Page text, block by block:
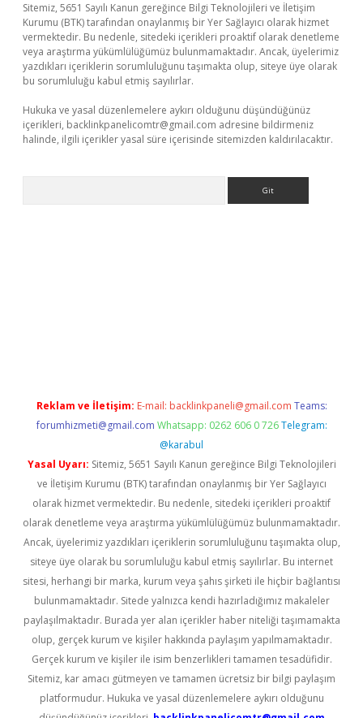
Sitemiz, 5651 Sayılı Kanun gereğince Bilgi Teknolojileri ve İletişim
Kurumu (BTK) tarafından onaylanmış bir Yer Sağlayıcı olarak hizmet
vermektedir. Bu nedenle, sitedeki içerikleri proaktif olarak denetleme
veya araştırma yükümlülüğümüz bulunmamaktadır. Ancak, üyelerimiz
yazdıkları içeriklerin sorumluluğunu taşımakta olup, siteye üye olarak
bu sorumluluğu kabul etmiş sayılırlar.
Hukuka ve yasal düzenlemelere aykırı olduğunu düşündüğünüz
içerikleri, backlinkpanelicomtr@gmail.com adresine bildirmeniz
halinde, ilgili içerikler yasal süre içerisinde sitemizden kaldırılacaktır.
Reklam ve İletişim: E-mail: backlinkpaneli@gmail.com Teams:
forumhizmeti@gmail.com Whatsapp: 0262 606 0 726 Telegram:
@karabul
Yasal Uyarı: Sitemiz, 5651 Sayılı Kanun gereğince Bilgi Teknolojileri
ve İletişim Kurumu (BTK) tarafından onaylanmış bir Yer Sağlayıcı
olarak hizmet vermektedir. Bu nedenle, sitedeki içerikleri proaktif
olarak denetleme veya araştırma yükümlülüğümüz bulunmamaktadır.
Ancak, üyelerimiz yazdıkları içeriklerin sorumluluğunu taşımakta olup,
siteye üye olarak bu sorumluluğu kabul etmiş sayılırlar. Bu internet
sitesi, herhangi bir marka, kurum veya şahıs şirketi ile hiçbir bağlantısı
bulunmamaktadır. Sitede yalnızca kendi hazırladığımız makaleler
paylaşılmaktadır. Burada yer alan içerikler haber niteliği taşımamakta
olup, gerçek kurum ve kişiler hakkında paylaşım yapılmamaktadır.
Gerçek kurum ve kişiler ile isim benzerlikleri tamamen tesadüfidir.
Sitemiz, kar amacı gütmeyen ve tamamen ücretsiz bir bilgi paylaşım
platformudur. Hukuka ve yasal düzenlemelere aykırı olduğunu